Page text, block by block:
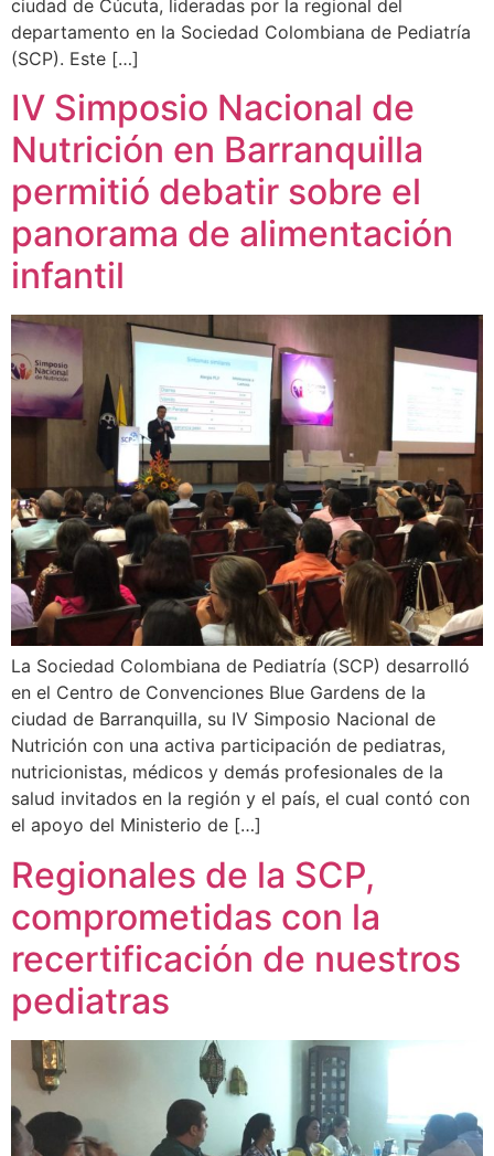
ciudad de Cúcuta, lideradas por la regional del
departamento en la Sociedad Colombiana de Pediatría
(SCP). Este […]
IV Simposio Nacional de
Nutrición en Barranquilla
permitió debatir sobre el
panorama de alimentación
infantil
La Sociedad Colombiana de Pediatría (SCP) desarrolló
en el Centro de Convenciones Blue Gardens de la
ciudad de Barranquilla, su IV Simposio Nacional de
Nutrición con una activa participación de pediatras,
nutricionistas, médicos y demás profesionales de la
salud invitados en la región y el país, el cual contó con
el apoyo del Ministerio de […]
Regionales de la SCP,
comprometidas con la
recertificación de nuestros
pediatras